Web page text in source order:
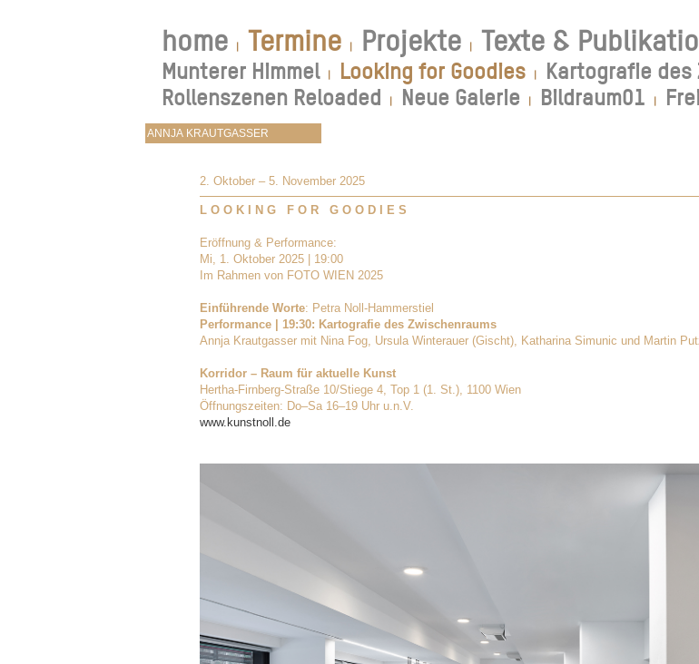
home | Termine | Projekte | Texte &
Munterer Himmel| Looking for Goodies | Kartografie des
Rollenszenen Reloaded | Neue Galerie | Bildraum01 |
2. Oktober – 5. November 2025
L O O K I N G F O R G O O D I E S
Eröffnung & Performance:
Mi, 1. Oktober 2025 | 19:00
Im Rahmen von FOTO WIEN 2025
Einführende Worte: Petra Noll-Hammerstiel
Performance | 19:30: Kartografie des Zwischenraums
Annja Krautgasser mit Nina Fog, Ursula Winterauer (Gischt), Katharina Simunic und Martin
Korridor – Raum für aktuelle Kunst
Hertha-Firnberg-Straße 10/Stiege 4, Top 1 (1. St.), 1100 Wien
Öffnungszeiten: Do–Sa 16–19 Uhr u.n.V.
www.kunstnoll.de